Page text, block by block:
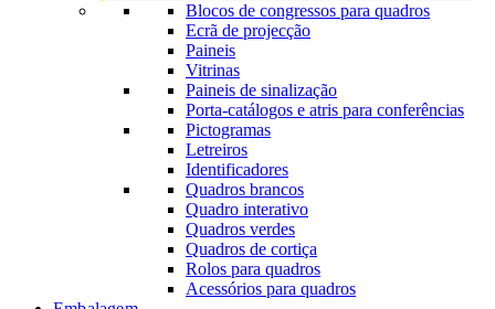
Blocos de congressos para quadros
Ecrã de projecção
Paineis
Vitrinas
Paineis de sinalização
Porta-catálogos e atris para conferências
Pictogramas
Letreiros
Identificadores
Quadros brancos
Quadro interativo
Quadros verdes
Quadros de cortiça
Rolos para quadros
Acessórios para quadros